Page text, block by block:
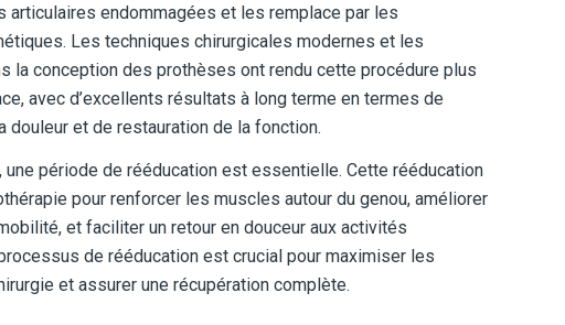
articulaires endommagées et les remplace par les
Les techniques chirurgicales modernes et les
la conception des prothèses ont rendu cette procédure plus
avec d’excellents résultats à long terme en termes de
douleur et de restauration de la fonction.
une période de rééducation est essentielle. Cette rééducation
pour renforcer les muscles autour du genou, améliorer
et faciliter un retour en douceur aux activités
de rééducation est crucial pour maximiser les
et assurer une récupération complète.